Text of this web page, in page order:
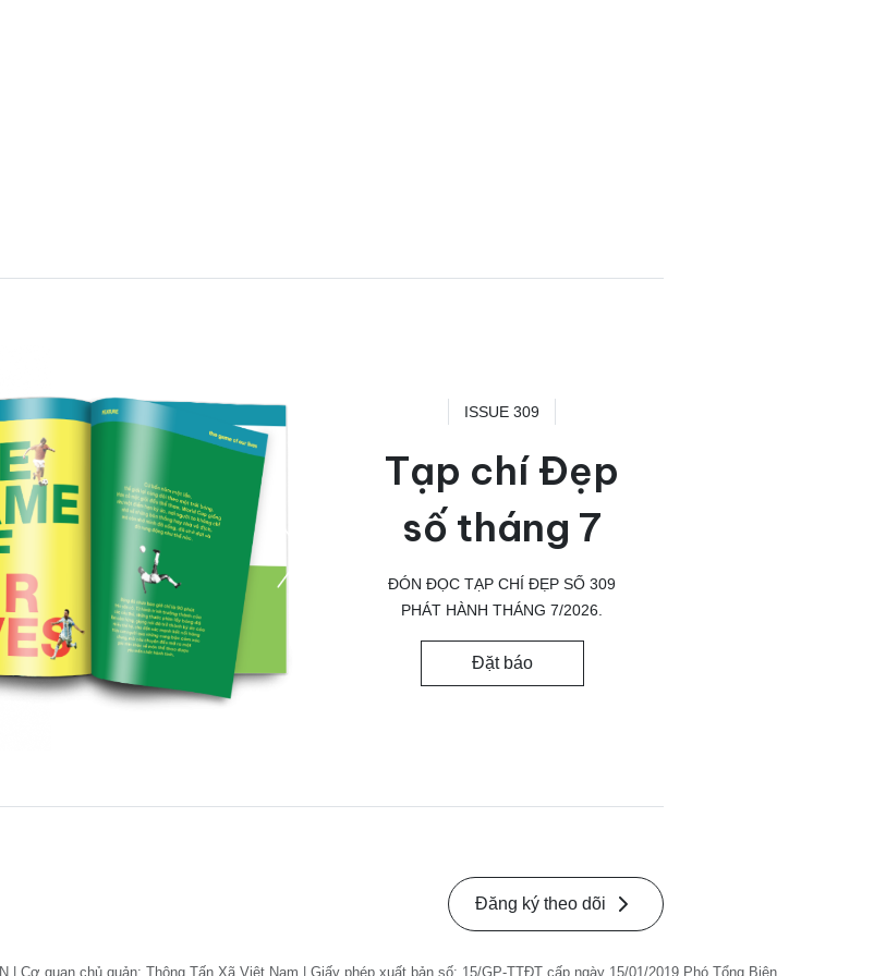
ISSUE 309
Tạp chí Đẹp
số tháng 7
ĐÓN ĐỌC TẠP CHÍ ĐẸP SỐ 309
PHÁT HÀNH THÁNG 7/2026.
Đặt báo
Đăng ký theo dõi
Cơ quan chủ quản: Thông Tấn Xã Việt Nam | Giấy phép xuất bản số: 15/GP-TTĐT cấp ngày 15/01/2019 Phó Tổng Biên